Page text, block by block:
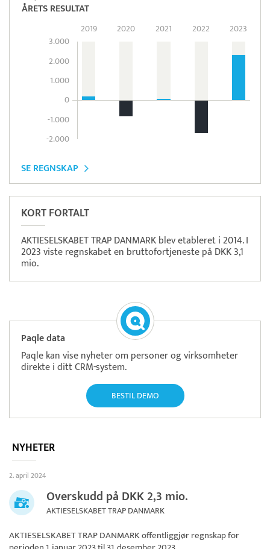
ÅRETS RESULTAT
3.000
2.000
1.000
0
-1.000
-2.000
2019 2020 2021 2022 2023
SE REGNSKAP
KORT FORTALT
AKTIESELSKABET TRAP DANMARK blev etableret i 2014. I
2023 viste regnskabet en bruttofortjeneste på DKK 3,1
mio.
Paqle data
Paqle kan vise nyheter om personer og virksomheter
direkte i ditt CRM-system.
BESTIL DEMO
NYHETER
2. april 2024
Overskudd på DKK 2,3 mio.
AKTIESELSKABET TRAP DANMARK
AKTIESELSKABET TRAP DANMARKoffentliggjør regnskap for